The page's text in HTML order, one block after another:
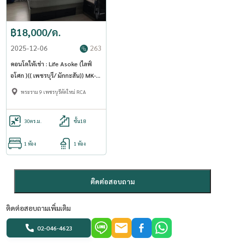
฿18,000/ด.
2025-12-06 263
คอนโดให้เช่า : Life Asoke (ไลฟ์
อโศก )(( เพชรบุรี/ มักกะสัน)) MK-
พระราม 9 เพชรบุรีตัดใหม่ RCA
30ตร.ม. ชั้น18
1 ห้อง 1 ห้อง
ติดต่อสอบถาม
ติดต่อสอบถามเพิ่มเติม
02-046-4623